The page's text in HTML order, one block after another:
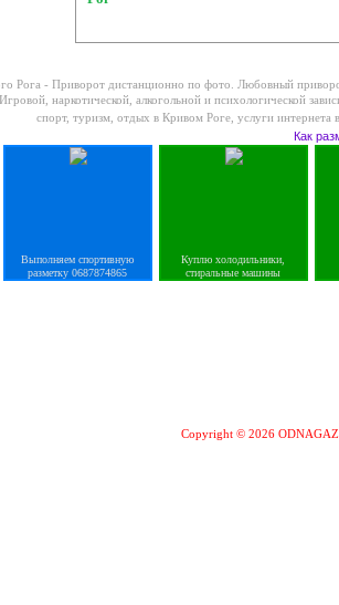
Рога - Приворот дистанционно по фото. Любовный
наркотической, алкогольной и психологической
спорт, туризм, отдых в Кривом Роге ,услуги интернета
Как
Выполняем спортивную
разметку 0687874865
Куплю холодильники,
стиральные машины
Copyright © 2026